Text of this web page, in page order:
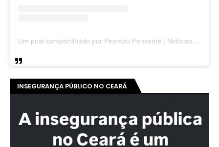
Um post compartilhado por Pirambu Pensante | Notícias & Entretenimento (@pirambupensante)
INSEGURANÇA PÚBLICO NO CEARÁ